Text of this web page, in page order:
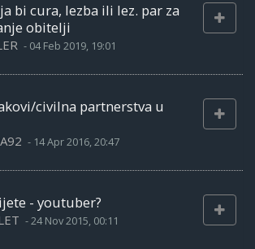
bi cura, lezba ili lez. par za
obitelji
- 04 Feb 2019, 19:01
civilna partnerstva u
- 14 Apr 2016, 20:47
- youtuber?
-24 Nov 2015, 00:11